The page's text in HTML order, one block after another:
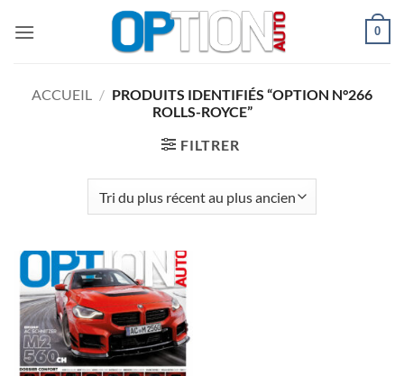
0
ACCUEIL / PRODUITS IDENTIFIÉS “OPTION N°266
ROLLS-ROYCE”
FILTRER